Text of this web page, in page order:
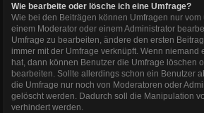
Wie bearbeite oder lösche ich eine Umfrage?
Wie bei den Beiträgen können Umfragen nur
einem Moderator oder einem Administrator
Umfrage zu bearbeiten, ändere den ersten
immer mit der Umfrage verknüpft. Wenn niemand
hat, dann können Benutzer die Umfrage löschen
bearbeiten. Sollte allerdings schon ein Benutzer
die Umfrage nur noch von Moderatoren oder
gelöscht werden. Dadurch soll die Manipulation
verhindert werden.